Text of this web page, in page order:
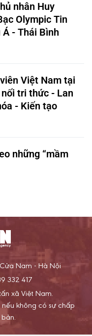
nhân Huy
Olympic Tin
Á - Thái Bình
Việt Nam tại
tri thức - Lan
- Kiến tạo
những “mầm
Nam - Hà Nội
332 417
xã Việt Nam.
không có sự chấp